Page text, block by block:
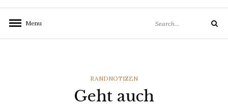
Menu
for:
Search
CATEGORIES
RANDNOTIZEN
Geht auch